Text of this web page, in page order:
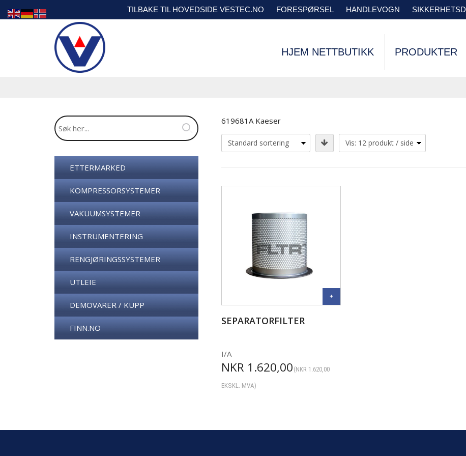
TILBAKE TIL HOVEDSIDE VESTEC.NO FORESPØRSEL HANDLEVOGN
HJEM NETTBUTIKK PRODUKTER
ETTERMARKED
KOMPRESSORSYSTEMER
VAKUUMSYSTEMER
INSTRUMENTERING
RENGJØRINGSSYSTEMER
UTLEIE
DEMOVARER / KUPP
FINN.NO
619681A Kaeser
SEPARATORFILTER
I/A
NKR 1.620,00 (NKR 1.620,00
EKSKL. MVA)